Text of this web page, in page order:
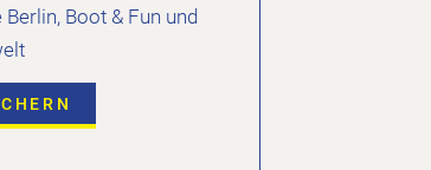
Boot & Fun und